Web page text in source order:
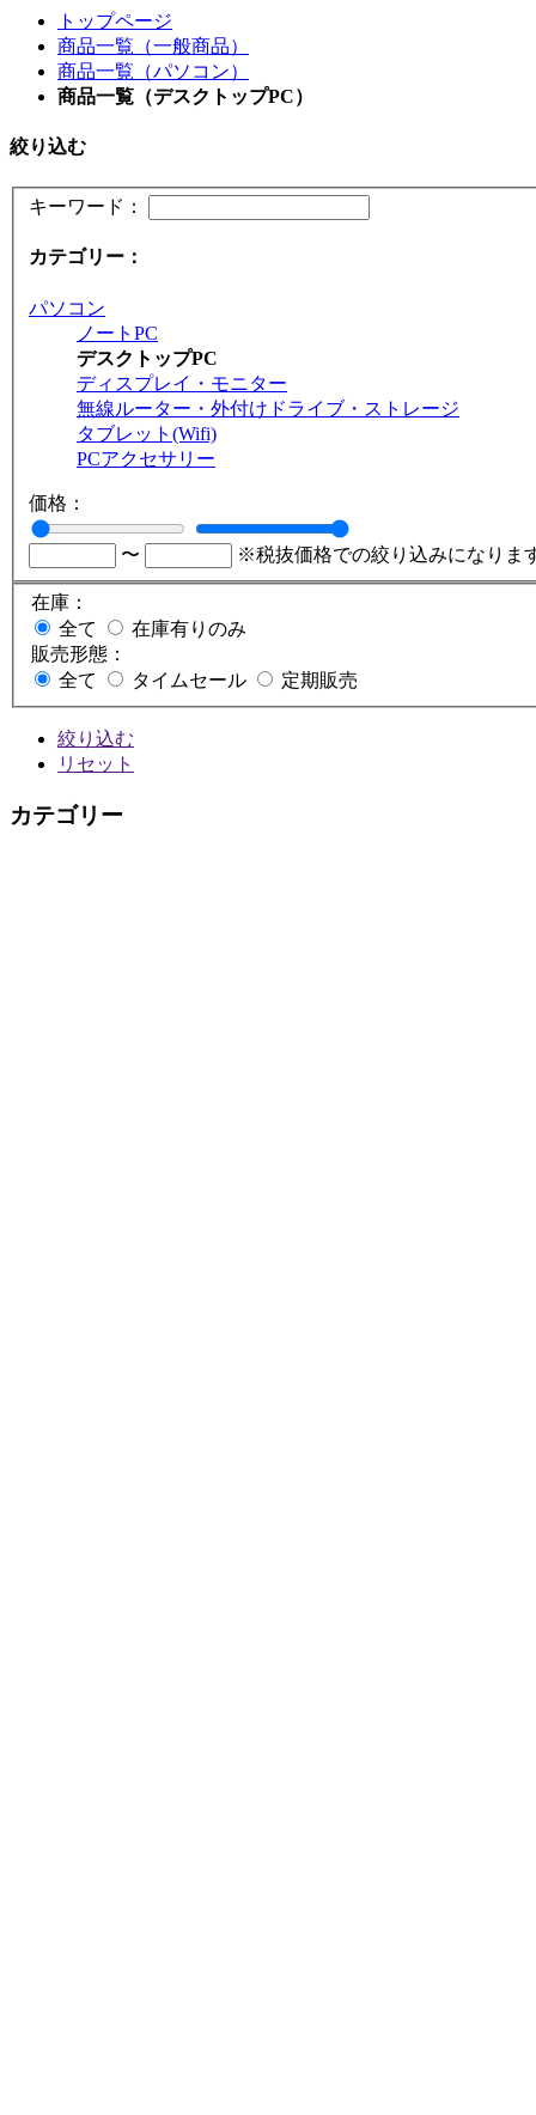
トップページ
商品一覧（一般商品）
商品一覧（パソコン）
商品一覧（デスクトップPC）
絞り込む
キーワード：
カテゴリー：
パソコン
ノートPC
デスクトップPC
ディスプレイ・モニター
無線ルーター・外付けドライブ・ストレージ
タブレット(Wifi)
PCアクセサリー
価格：
〜 ※税抜価格での絞り込みになりま
在庫：
全て
在庫有りのみ
販売形態：
全て
タイムセール 定期販売
絞り込む
リセット
カテゴリー